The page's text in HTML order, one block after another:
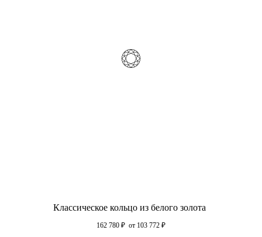
Классическое кольцо из белого золота
162 780 ₽ от 103 772 ₽